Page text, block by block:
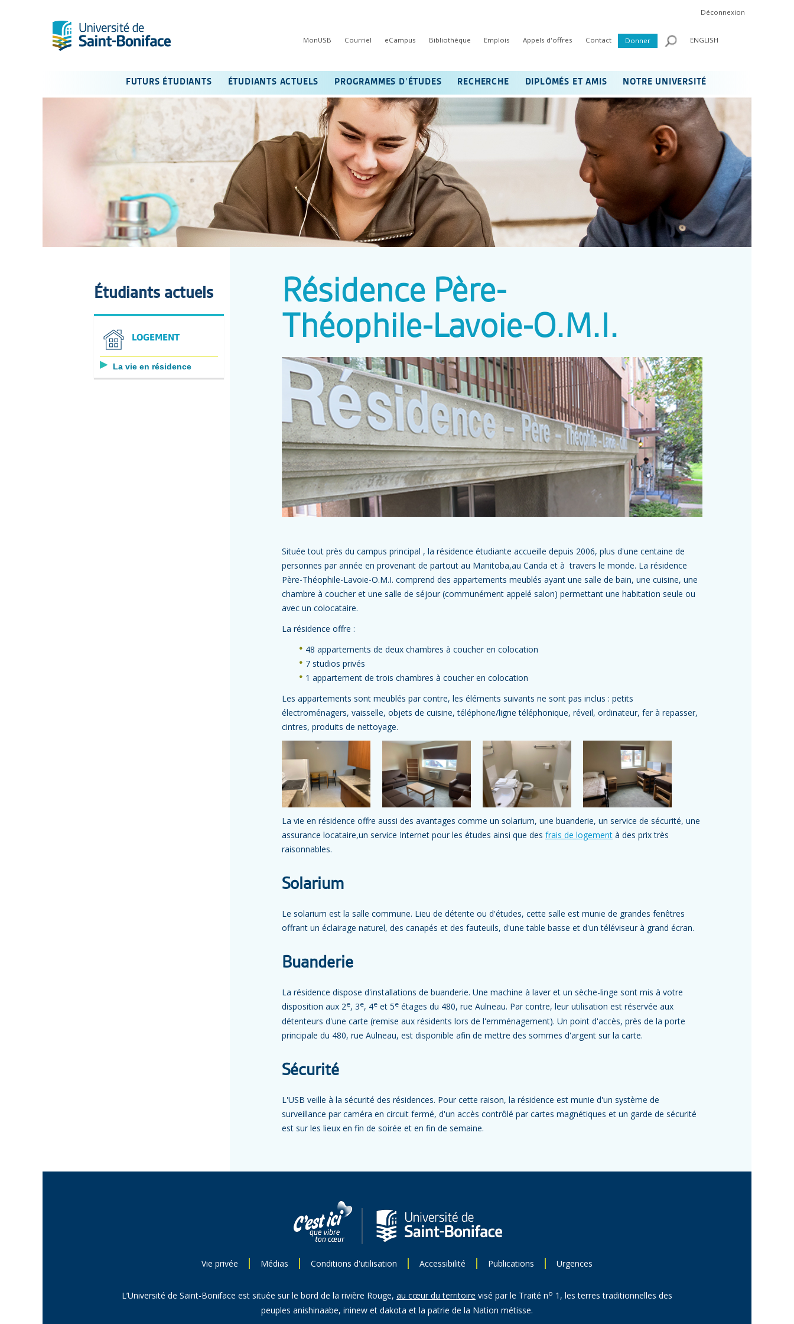
Déconnexion
MonUSB Courriel eCampus Bibliothèque Emplois Appels d'offres Contact Donner ENGLISH
FUTURS ÉTUDIANTS ÉTUDIANTS ACTUELS PROGRAMMES D’ÉTUDES RECHERCHE DIPLÔMÉS ET AMIS NOTRE UNIVERSITÉ
Résidence Père-
Théophile-Lavoie-O.M.I.
Située tout près du campus principal , la résidence étudiante accueille depuis 2006, plus d'une centaine de
personnes par année en provenant de partout au Manitoba,au Canda et à travers le monde. La résidence
Père-Théophile-Lavoie-O.M.I. comprend des appartements meublés ayant une salle de bain, une cuisine, une
chambre à coucher et une salle de séjour (communément appelé salon) permettant une habitation seule ou
avec un colocataire.
La résidence offre :
48 appartements de deux chambres à coucher en colocation
7 studios privés
1 appartement de trois chambres à coucher en colocation
Les appartements sont meublés par contre, les éléments suivants ne sont pas inclus : petits
électroménagers, vaisselle, objets de cuisine, téléphone/ligne téléphonique, réveil, ordinateur, fer à repasser,
cintres, produits de nettoyage.
La vie en résidence offre aussi des avantages comme un solarium, une buanderie, un service de sécurité, une
assurance locataire,un service Internet pour les études ainsi que des frais de logement à des prix très
raisonnables.
Solarium
Le solarium est la salle commune. Lieu de détente ou d'études, cette salle est munie de grandes fenêtres
offrant un éclairage naturel, des canapés et des fauteuils, d'une table basse et d'un téléviseur à grand écran.
Buanderie
La résidence dispose d'installations de buanderie. Une machine à laver et un sèche-linge sont mis à votre
disposition aux 2e, 3e, 4e et 5e étages du 480, rue Aulneau. Par contre, leur utilisation est réservée aux
détenteurs d'une carte (remise aux résidents lors de l'emménagement). Un point d'accès, près de la porte
principale du 480, rue Aulneau, est disponible afin de mettre des sommes d'argent sur la carte.
Sécurité
L'USB veille à la sécurité des résidences. Pour cette raison, la résidence est munie d'un système de
surveillance par caméra en circuit fermé, d'un accès contrôlé par cartes magnétiques et un garde de sécurité
est sur les lieux en fin de soirée et en fin de semaine.
Étudiants actuels
LOGEMENT
La vie en résidence
Vie privée Médias Conditions d'utilisation Accessibilité Publications Urgences
L’Université de Saint-Boniface est située sur le bord de la rivière Rouge, au cœur du territoire visé par le Traité no 1, les terres traditionnelles des
peuples anishinaabe, ininew et dakota et la patrie de la Nation métisse.